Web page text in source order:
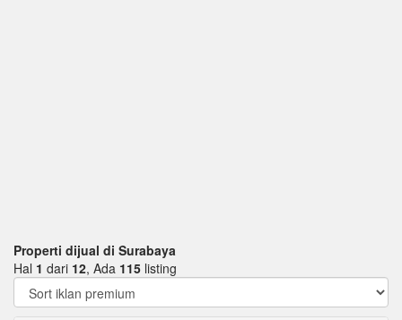
Properti dijual di Surabaya
Hal 1 dari 12, Ada 115 listing